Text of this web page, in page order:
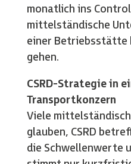
monatlich ins
mittelständische
einer Betriebsstätte
gehen.
CSRD-Strategie in
Transportkonzern
Viele
glauben, CSRD
die Schwellenwerte